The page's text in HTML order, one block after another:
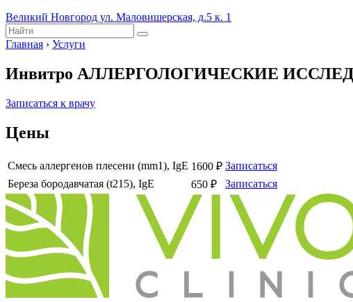
Великий Новгород ул. Маловишерская, д.5 к. 1
Главная › Услуги
Инвитро АЛЛЕРГОЛОГИЧЕСКИЕ
Записаться к врачу
Цены
Смесь аллергенов плесени (mm1), IgE 1600 ₽ Записаться
Береза бородавчатая (t215), IgE
650 ₽ Записаться